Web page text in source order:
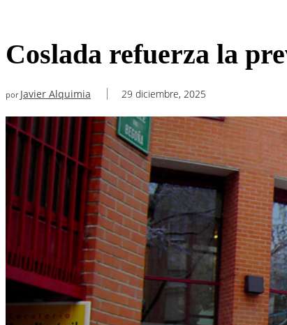
Coslada refuerza la
por Javier Alquimia 29 diciembre, 2025